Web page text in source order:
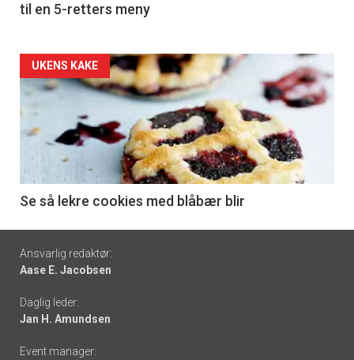
til en 5-retters meny
Forsiden
akkurat
nå
6
UKENS KAKE
Se så lekre cookies med blåbær blir
Footer
-
links
Ansvarlig redaktør:
Aase E. Jacobsen
Daglig leder:
Jan H. Amundsen
Event manager: